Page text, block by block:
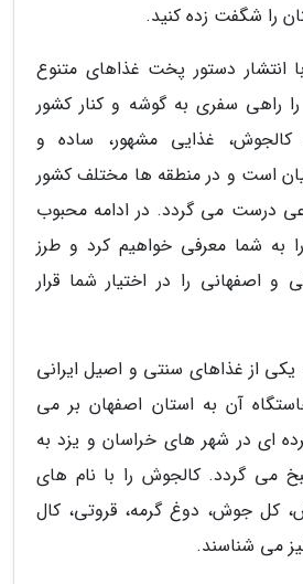
را شگفت زده کنید.
انتشار دستور پخت غذاهای متنوع
راهی سفری به گوشه و کنار کشور
کالجوش، غذایی مشهور، ساده و
است و در منطقه ها مختلف کشور
درست می گردد. در ادامه محبوب
به شما معرفی خواهیم کرد و طرز
و اصفهانی را در اختیار شما قرار
از غذاهای سنتی و اصیل ایرانی
آن به استان اصفهان بر می
ای در شهر های خراسان و یزد به
می گردد. کالجوش را با نام های
کل جوش، دوغ گرمه، قروتی، کال
می شناسند.